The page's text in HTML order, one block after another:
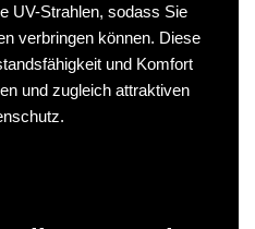
UV-Strahlen, sodass Sie
verbringen können. Diese
und Komfort
und zugleich attraktiven